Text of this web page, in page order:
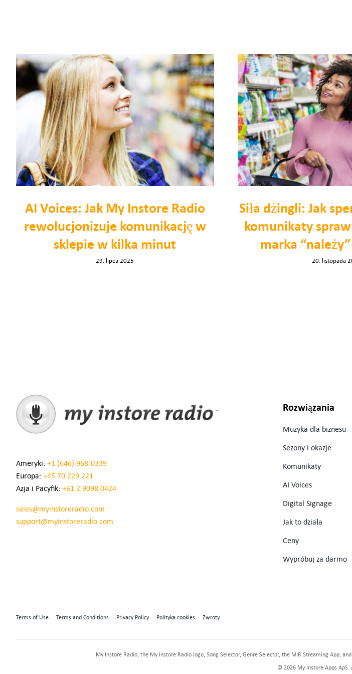
AI Voices: Jak My Instore Radio
rewolucjonizuje komunikację w
sklepie w kilka minut
29. lipca 2025
Siła dżingli: Jak
komunikaty
marka
20. listopada
Ameryki: +1 (646) 968-0339
Europa: +45 70 229 221
Azja i Pacyfik: +61 2 9098 0424
sales@myinstoreradio.com
support@myinstoreradio.com
Rozwiązania
Muzyka dla biznesu
Sezony i okazje
Komunikaty
AI Voices
Digital Signage
Jak to działa
Ceny
Wypróbuj za darmo
Terms of Use Terms and Conditions Privacy Policy Polityka cookies Zwroty
My Instore Radio, the My Instore Radio logo, Song Selector, Genre Selector, the MIR Streaming App,
© 2026 My Instore Apps ApS.